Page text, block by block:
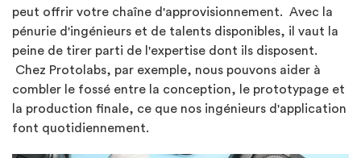
peut offrir votre chaîne d'approvisionnement. Avec la
pénurie d'ingénieurs et de talents disponibles, il vaut la
peine de tirer parti de l'expertise dont ils disposent.
Chez Protolabs, par exemple, nous pouvons aider à
combler le fossé entre la conception, le prototypage et
la production finale, ce que nos ingénieurs d'application
font quotidiennement.